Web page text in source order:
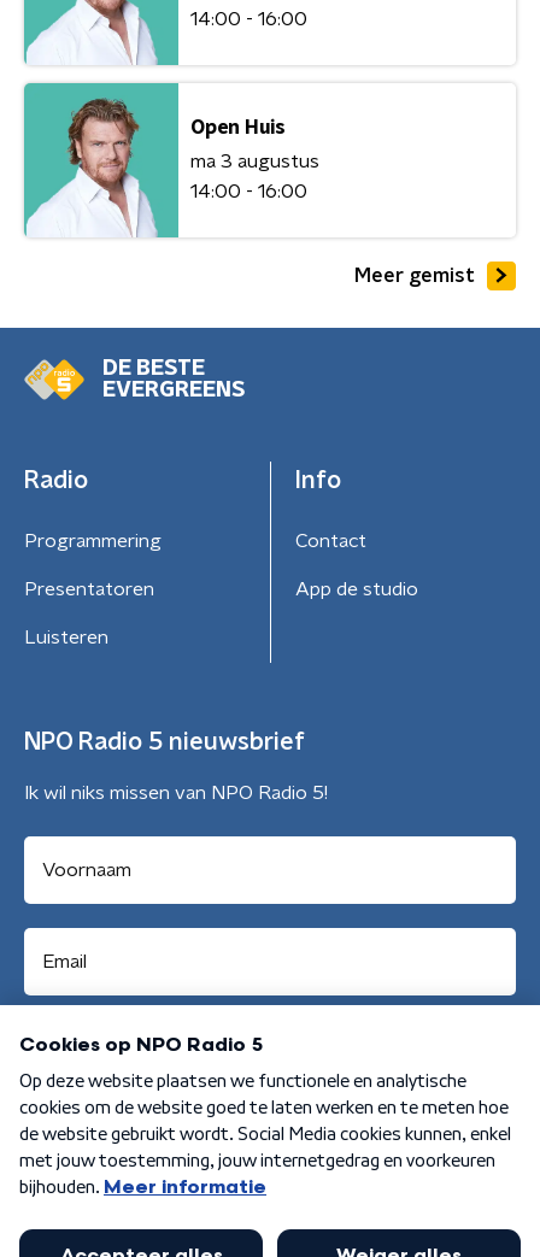
14:00 - 16:00
Open Huis
ma 3 augustus
14:00 - 16:00
Meer gemist
DE BESTE
EVERGREENS
Radio
Programmering
Presentatoren
Luisteren
Info
Contact
App de studio
NPO Radio 5 nieuwsbrief
Ik wil niks missen van NPO Radio 5!
Aanmelden
Algemene voorwaarden